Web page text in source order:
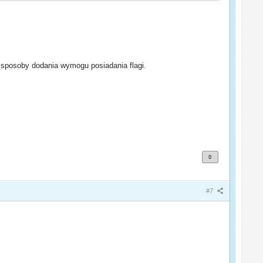
dodania wymogu posiadania flagi.
0
#7